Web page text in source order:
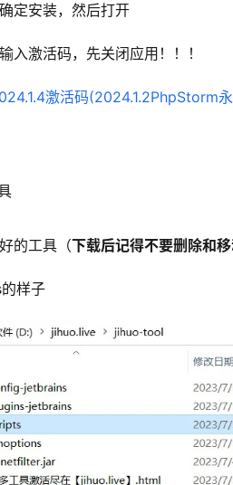
定安装，然后打开
入激活码，先关闭应用！！！
的工具（下载后记得不要删除和
样子